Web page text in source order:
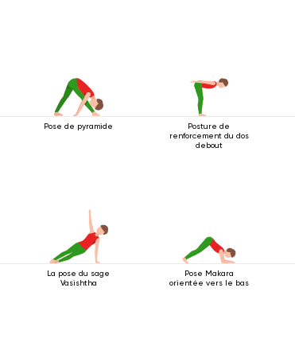
Pose de pyramide
Posture de
renforcement du dos
debout
La pose du sage
Vasishtha
Pose Makara
orientée vers le bas